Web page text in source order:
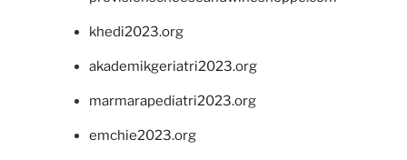
khedi2023.org
akademikgeriatri2023.org
marmarapediatri2023.org
emchie2023.org